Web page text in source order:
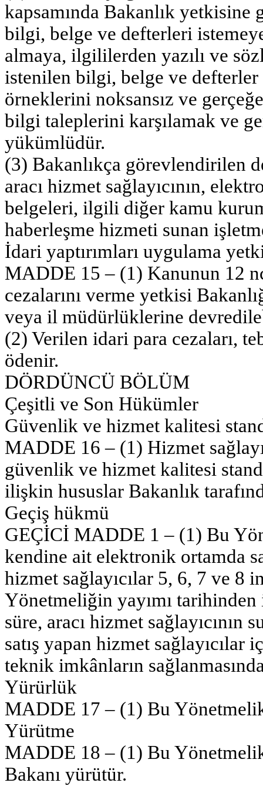
kapsamında Bakanlık
bilgi, belge ve defterleri
almaya, ilgililerden yazılı ve
istenilen bilgi, belge ve defterler
örneklerini noksansız ve
bilgi taleplerini karşılamak ve
yükümlüdür.
(3) Bakanlıkça görevlendirilen
aracı hizmet sağlayıcının,
belgeleri, ilgili diğer kamu
haberleşme hizmeti sunan
İdari yaptırımları uygulama
MADDE 15 – (1) Kanunun 12
cezalarını verme yetkisi
veya il müdürlüklerine
(2) Verilen idari para cezaları,
ödenir.
DÖRDÜNCÜ BÖLÜM
Çeşitli ve Son Hükümler
Güvenlik ve hizmet kalitesi
MADDE 16 – (1) Hizmet
güvenlik ve hizmet kalitesi
ilişkin hususlar Bakanlık
Geçiş hükmü
GEÇİCİ MADDE 1 – (1) Bu
kendine ait elektronik ortamda
hizmet sağlayıcılar 5, 6, 7 ve
Yönetmeliğin yayımı
süre, aracı hizmet
satış yapan hizmet sağlayıcılar
teknik imkânların
Yürürlük
MADDE 17 – (1) Bu
Yürütme
MADDE 18 – (1) Bu
Bakanı yürütür.